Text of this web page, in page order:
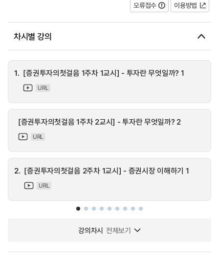
오류접수 이용방법
차시별 강의
1. [증권투자의첫걸음 1주차 1교시] - 투자란 무엇일까? 1
URL
[증권투자의첫걸음 1주차 2교시] - 투자란 무엇일까? 2
URL
2. [증권투자의첫걸음 2주차 1교시] - 증권시장 이해하기 1
URL
강의차시 전체보기